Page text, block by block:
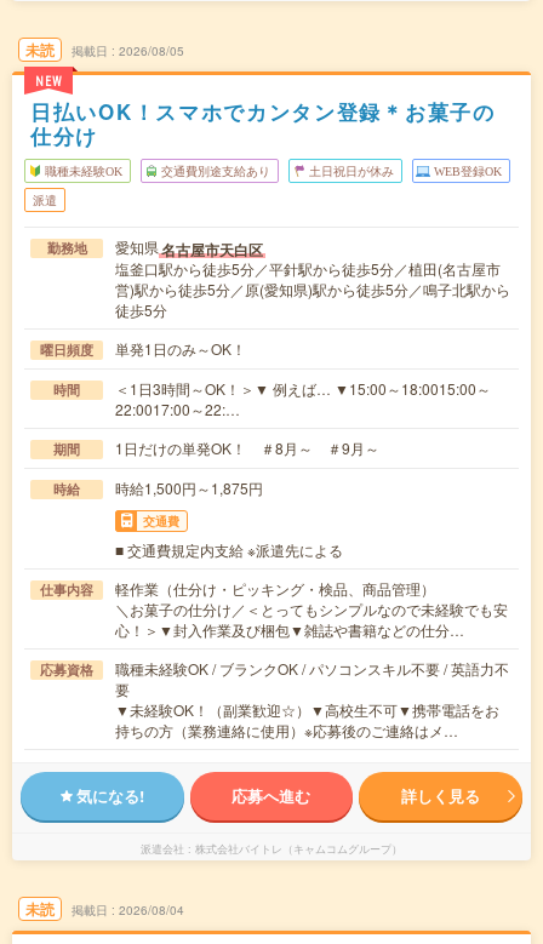
未読
NEW
掲載日 2026/08/05
日払いOK！スマホでカンタン登録＊お菓子の
仕分け
職種未経験OK 交通費別途支給あり 土日祝日が休み WEB登録OK
派遣
勤務地 愛知県名古屋市天白区
塩釜口駅から徒歩5分／平針駅から徒歩5分／植田(名古屋市
営)駅から徒歩5分／原(愛知県)駅から徒歩5分／鳴子北駅から
徒歩5分
曜日頻度 単発1日のみ～OK！
時間
＜1日3時間～OK！＞▼ 例えば… ▼15:00～18:0015:00～
22:0017:00～22:…
期間 1日だけの単発OK！ ＃8月～ ＃9月～
時給 時給1,500円～1,875円
交通費
■ 交通費規定内支給 ※派遣先による
仕事内容
軽作業（仕分け・ピッキング・検品、商品管理）
＼お菓子の仕分け／＜とってもシンプルなので未経験でも安
心！＞▼封入作業及び梱包▼雑誌や書籍などの仕分…
応募資格
職種未経験OK / ブランクOK / パソコンスキル不要 / 英語力不
要
▼未経験OK！（副業歓迎☆）▼高校生不可▼携帯電話をお
持ちの方（業務連絡に使用）※応募後のご連絡はメ…
気になる! 応募へ進む 詳しく見る
派遣会社 株式会社バイトレ（キャムコムグループ）
未読 掲載日 2026/08/04